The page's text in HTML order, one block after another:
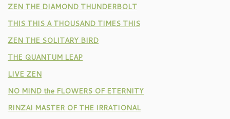
ZEN THE DIAMOND THUNDERBOLT
THIS THIS A THOUSAND TIMES THIS
ZEN THE SOLITARY BIRD
THE QUANTUM LEAP
LIVE ZEN
NO MIND the FLOWERS OF ETERNITY
RINZAI MASTER OF THE IRRATIONAL